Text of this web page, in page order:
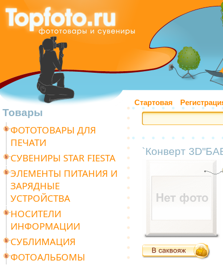
Стартовая
Товары
ФОТОТОВАРЫ ДЛЯ
ПЕЧАТИ
СУВЕНИРЫ STAR FIESTA
ЭЛЕМЕНТЫ ПИТАНИЯ И
ЗАРЯДНЫЕ
УСТРОЙСТВА
НОСИТЕЛИ
ИНФОРМАЦИИ
СУБЛИМАЦИЯ
ФОТОАЛЬБОМЫ
`Конверт